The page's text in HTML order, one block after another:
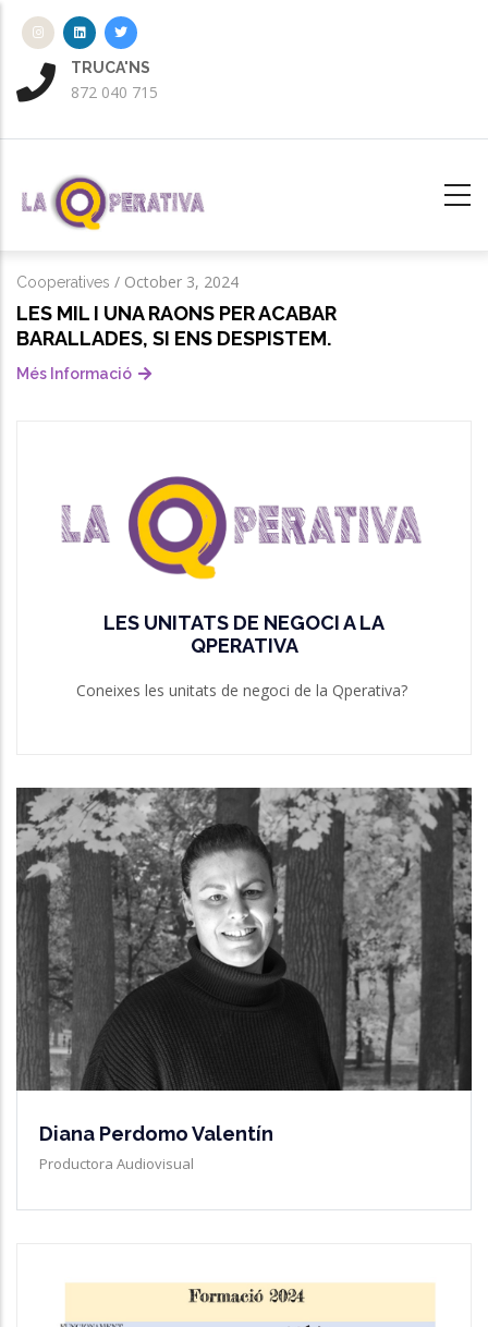
contingut
Cooperatives / October 3, 2024
LES MIL I UNA RAONS PER ACABAR
BARALLADES, SI ENS DESPISTEM.
Més Informació
LES UNITATS DE NEGOCI A LA
QPERATIVA
Coneixes les unitats de negoci de la Qperativa?
LES UNITATS DE NEGOCI A LA
QPERATIVA
Coneixes les unitats de negoci de la Qperativa?
Diana Perdomo Valentín
Productora Audiovisual